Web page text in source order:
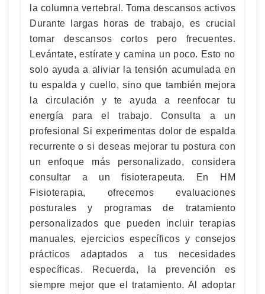
la columna vertebral. Toma descansos activos
Durante largas horas de trabajo, es crucial
tomar descansos cortos pero frecuentes.
Levántate, estírate y camina un poco. Esto no
solo ayuda a aliviar la tensión acumulada en
tu espalda y cuello, sino que también mejora
la circulación y te ayuda a reenfocar tu
energía para el trabajo. Consulta a un
profesional Si experimentas dolor de espalda
recurrente o si deseas mejorar tu postura con
un enfoque más personalizado, considera
consultar a un fisioterapeuta. En HM
Fisioterapia, ofrecemos evaluaciones
posturales y programas de tratamiento
personalizados que pueden incluir terapias
manuales, ejercicios específicos y consejos
prácticos adaptados a tus necesidades
específicas. Recuerda, la prevención es
siempre mejor que el tratamiento. Al adoptar